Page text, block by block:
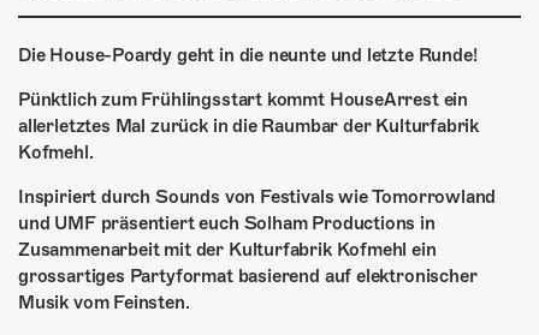
ÜBER UNS
GÖNNEREI
SHOP
MITMACHEN
Die House-Poardy geht in die neunte und letzte Runde!
Pünktlich zum Frühlingsstart kommt HouseArrest ein
allerletztes Mal zurück in die Raumbar der Kulturfabrik
Kofmehl.
Inspiriert durch Sounds von Festivals wie Tomorrowland
und UMF präsentiert euch Solham Productions in
Zusammenarbeit mit der Kulturfabrik Kofmehl ein
grossartiges Partyformat basierend auf elektronischer
Musik vom Feinsten.